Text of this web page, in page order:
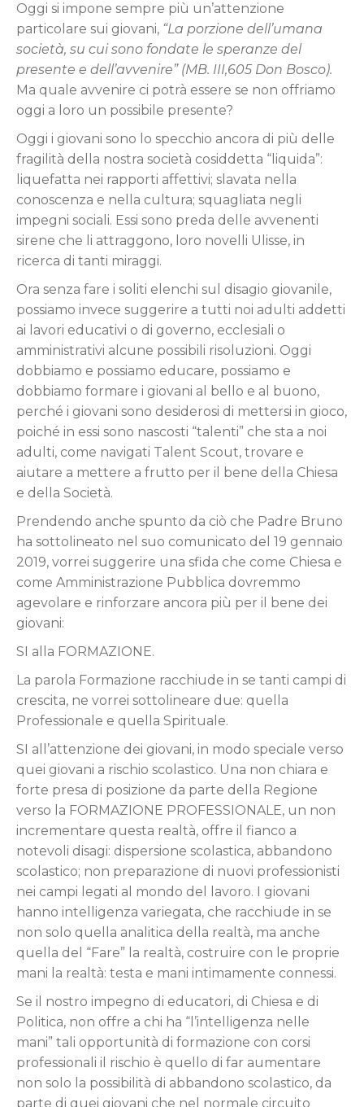
Oggi si impone sempre più un’attenzione
particolare sui giovani, “La porzione dell’umana
società, su cui sono fondate le speranze del
presente e dell’avvenire” (MB. III,605 Don Bosco).
Ma quale avvenire ci potrà essere se non offriamo
oggi a loro un possibile presente?
Oggi i giovani sono lo specchio ancora di più delle
fragilità della nostra società cosiddetta “liquida”:
liquefatta nei rapporti affettivi; slavata nella
conoscenza e nella cultura; squagliata negli
impegni sociali. Essi sono preda delle avvenenti
sirene che li attraggono, loro novelli Ulisse, in
ricerca di tanti miraggi.
Ora senza fare i soliti elenchi sul disagio giovanile,
possiamo invece suggerire a tutti noi adulti addetti
ai lavori educativi o di governo, ecclesiali o
amministrativi alcune possibili risoluzioni. Oggi
dobbiamo e possiamo educare, possiamo e
dobbiamo formare i giovani al bello e al buono,
perché i giovani sono desiderosi di mettersi in gioco,
poiché in essi sono nascosti “talenti” che sta a noi
adulti, come navigati Talent Scout, trovare e
aiutare a mettere a frutto per il bene della Chiesa
e della Società.
Prendendo anche spunto da ciò che Padre Bruno
ha sottolineato nel suo comunicato del 19 gennaio
2019, vorrei suggerire una sfida che come Chiesa e
come Amministrazione Pubblica dovremmo
agevolare e rinforzare ancora più per il bene dei
giovani:
SI alla FORMAZIONE.
La parola Formazione racchiude in se tanti campi di
crescita, ne vorrei sottolineare due: quella
Professionale e quella Spirituale.
SI all’attenzione dei giovani, in modo speciale verso
quei giovani a rischio scolastico. Una non chiara e
forte presa di posizione da parte della Regione
verso la FORMAZIONE PROFESSIONALE, un non
incrementare questa realtà, offre il fianco a
notevoli disagi: dispersione scolastica, abbandono
scolastico; non preparazione di nuovi professionisti
nei campi legati al mondo del lavoro. I giovani
hanno intelligenza variegata, che racchiude in se
non solo quella analitica della realtà, ma anche
quella del “Fare” la realtà, costruire con le proprie
mani la realtà: testa e mani intimamente connessi.
Se il nostro impegno di educatori, di Chiesa e di
Politica, non offre a chi ha “l’intelligenza nelle
mani” tali opportunità di formazione con corsi
professionali il rischio è quello di far aumentare
non solo la possibilità di abbandono scolastico, da
parte di quei giovani che nel normale circuito